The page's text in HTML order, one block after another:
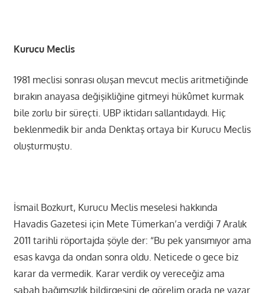
Kurucu Meclis
1981 meclisi sonrası oluşan mevcut meclis aritmetiğinde
bırakın anayasa değişikliğine gitmeyi hükûmet kurmak
bile zorlu bir süreçti. UBP iktidarı sallantıdaydı. Hiç
beklenmedik bir anda Denktaş ortaya bir Kurucu Meclis
oluşturmuştu.
İsmail Bozkurt, Kurucu Meclis meselesi hakkında
Havadis Gazetesi için Mete Tümerkan’a verdiği 7 Aralık
2011 tarihli röportajda şöyle der: “Bu pek yansımıyor ama
esas kavga da ondan sonra oldu. Neticede o gece biz
karar da vermedik. Karar verdik oy vereceğiz ama
sabah bağımsızlık bildirgesini de görelim orada ne yazar